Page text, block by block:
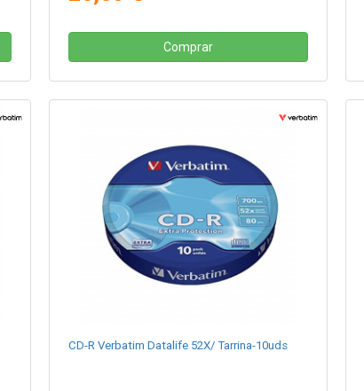
Comprar
CD-R Verbatim Datalife 52X/ Tarrina-10uds